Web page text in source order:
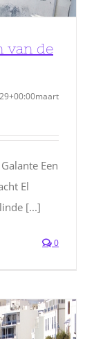
van de
maart
Een
El
[...]
0